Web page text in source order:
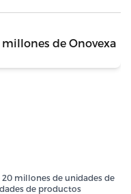
millones de unidades de
de productos